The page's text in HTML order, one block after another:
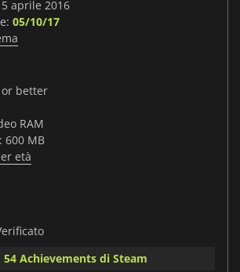
aprile 2016
05/10/17
or better
RAM
: 600 MB
età
54 Achievements di Steam